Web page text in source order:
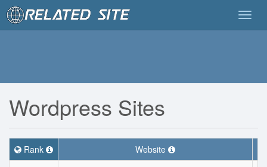
Wordpress Sites
Rank Website